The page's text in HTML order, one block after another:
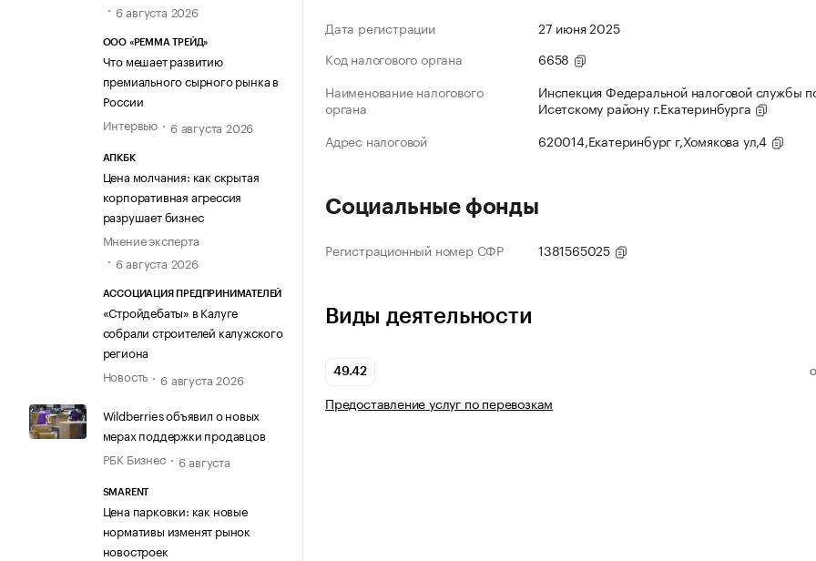
6 августа 2026
ООО «РЕММА ТРЕЙД»
Что мешает развитию
премиального сырного рынка в
России
Интервью
6 августа 2026
АПКБК
Цена молчания: как скрытая
корпоративная агрессия
разрушает бизнес
Мнение эксперта
6 августа 2026
АССОЦИАЦИЯ ПРЕДПРИНИМАТЕЛЕЙ
«Стройдебаты» в Калуге
собрали строителей калужского
региона
Новость
6 августа 2026
Wildberries объявил о новых
мерах поддержки продавцов
РБК Бизнес
6 августа
SMARENT
Цена парковки: как новые
нормативы изменят рынок
новостроек
Дата регистрации
27 июня 2025
Код налогового органа
6658
Наименование налогового
органа
Инспекция Федеральной налоговой службы
Исетскому району г.Екатеринбурга
Адрес налоговой
620014,Екатеринбург г,Хомякова ул,4
Социальные фонды
Регистрационный номер СФР 1381565025
Виды деятельности
49.42
Предоставление услуг по перевозкам